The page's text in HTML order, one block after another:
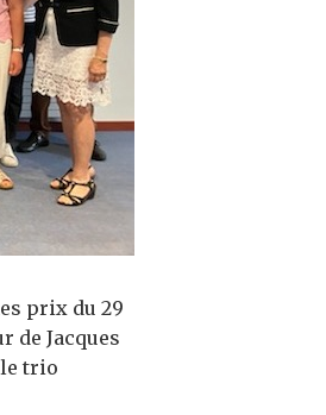
prix du 29
de Jacques
trio